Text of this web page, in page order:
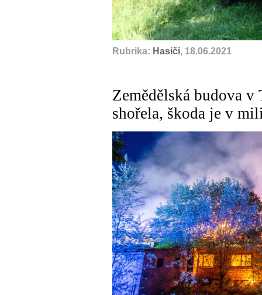
Rubrika: Hasiči, 18.06.2021
Zemědělská budova
shořela, škoda je v